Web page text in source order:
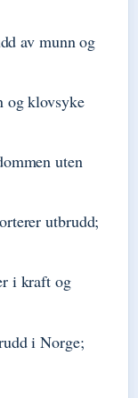
av munn og
og klovsyke
uten
utbrudd;
i kraft og
i Norge;